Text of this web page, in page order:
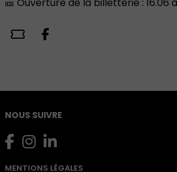
NOUS SUIVRE
MENTIONS LÉGALES